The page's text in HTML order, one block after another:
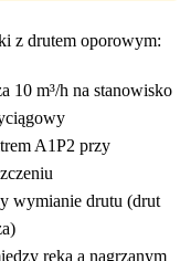
z drutem oporowym:
10 m³/h na stanowisko
A1P2 przy
wymianie drutu (drut
ręką a nagrzanym